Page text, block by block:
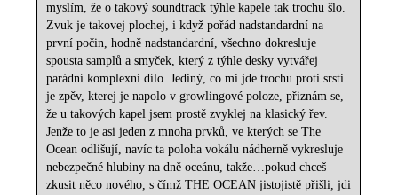
myslím, že o takový soundtrack týhle kapele tak trochu šlo.
Zvuk je takovej plochej, i když pořád nadstandardní na
první počin, hodně nadstandardní, všechno dokresluje
spousta samplů a smyček, který z týhle desky vytvářej
parádní komplexní dílo. Jediný, co mi jde trochu proti srsti
je zpěv, kterej je napolo v growlingové poloze, přiznám se,
že u takových kapel jsem prostě zvyklej na klasický řev.
Jenže to je asi jeden z mnoha prvků, ve kterých se The
Ocean odlišují, navíc ta poloha vokálu nádherně vykresluje
nebezpečné hlubiny na dně oceánu, takže…pokud chceš
zkusit něco nového, s čímž THE OCEAN jistojistě přišli, jdi